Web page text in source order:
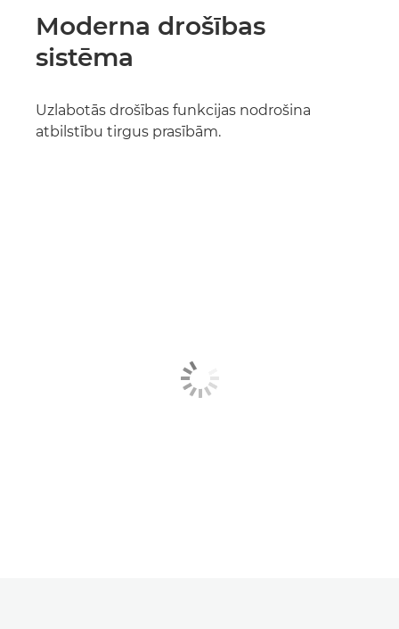
Moderna drošības
sistēma
Uzlabotās drošības funkcijas nodrošina
atbilstību tirgus prasībām.